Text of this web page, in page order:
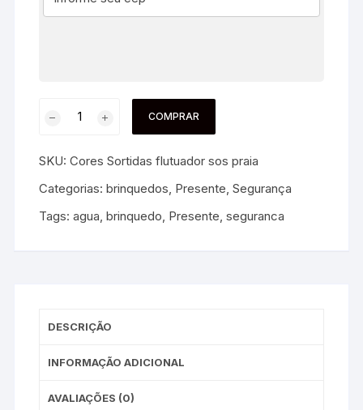
COMPRAR
SKU:Cores Sortidas flutuador sos praia
Categorias:brinquedos Presente ,Segurança
Tags:agua ,brinquedo Presente ,seguranca
DESCRIÇÃO
INFORMAÇÃO ADICIONAL
AVALIAÇÕES (0)